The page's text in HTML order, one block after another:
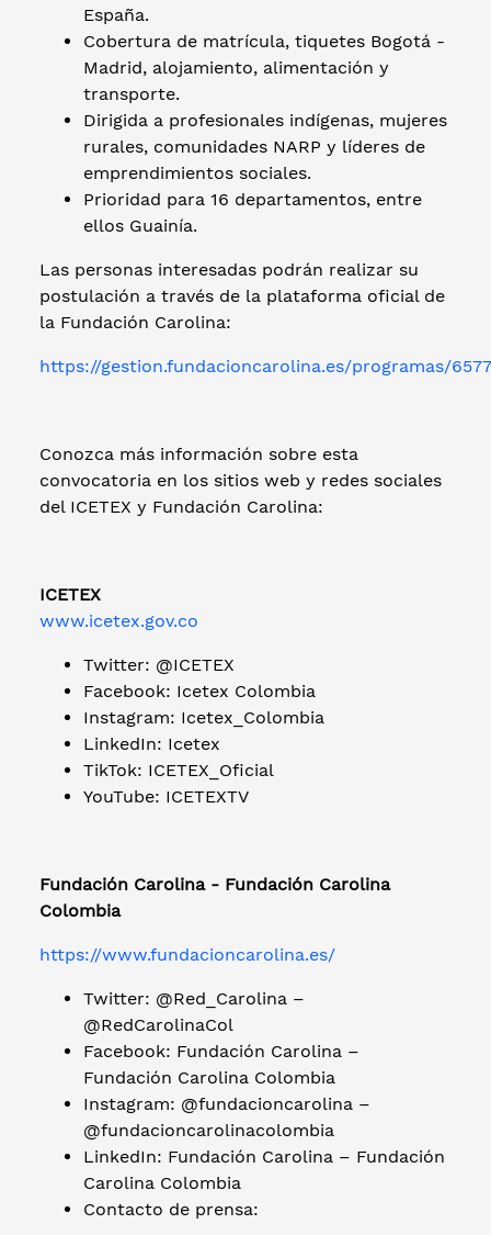
España.
Cobertura de matrícula, tiquetes Bogotá -
Madrid, alojamiento, alimentación y
transporte.
Dirigida a profesionales indígenas, mujeres
rurales, comunidades NARP y líderes de
emprendimientos sociales.
Prioridad para 16 departamentos, entre
ellos Guainía.
Las personas interesadas podrán realizar su
postulación a través de la plataforma oficial de
la Fundación Carolina:
https://gestion.fundacioncarolina.es/programas/6577
Conozca más información sobre esta
convocatoria en los sitios web y redes sociales
del ICETEX y Fundación Carolina:
ICETEX
www.icetex.gov.co
Twitter: @ICETEX
Facebook: Icetex Colombia
Instagram: Icetex_Colombia
LinkedIn: Icetex
TikTok: ICETEX_Oficial
YouTube: ICETEXTV
Fundación Carolina - Fundación Carolina
Colombia
https://www.fundacioncarolina.es/
Twitter: @Red_Carolina –
@RedCarolinaCol
Facebook: Fundación Carolina –
Fundación Carolina Colombia
Instagram: @fundacioncarolina –
@fundacioncarolinacolombia
LinkedIn: Fundación Carolina – Fundación
Carolina Colombia
Contacto de prensa: